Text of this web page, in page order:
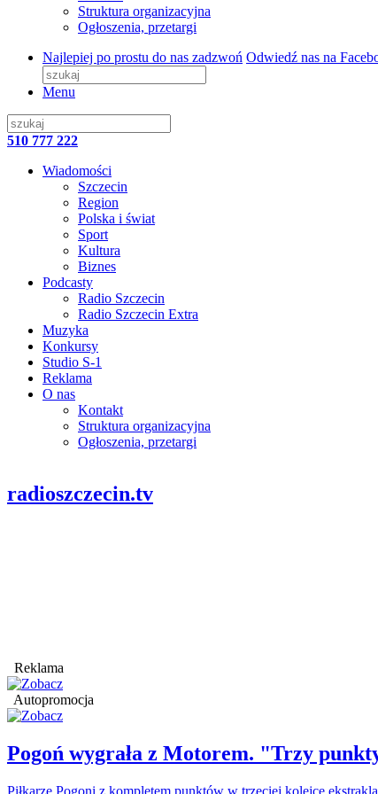
Struktura organizacyjna
Ogłoszenia, przetargi
Najlepiej po prostu do nas zadzwoń Odwiedź nas na
Menu
510 777 222
Wiadomości
Szczecin
Region
Polska i świat
Sport
Kultura
Biznes
Podcasty
Radio Szczecin
Radio Szczecin Extra
Muzyka
Konkursy
Studio S-1
Reklama
O nas
Kontakt
Struktura organizacyjna
Ogłoszenia, przetargi
radioszczecin.tv
Reklama
Autopromocja
Pogoń wygrała z Motorem. "Trzy
Piłkarze Pogoni z kompletem punktów w trzeciej kolejce